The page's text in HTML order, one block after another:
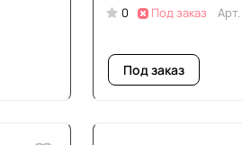
0 Под заказ Арт.
Под заказ